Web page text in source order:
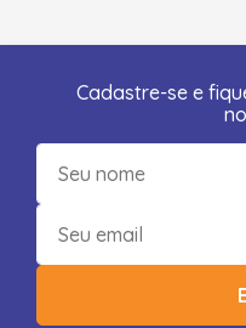
Cadastre-se e